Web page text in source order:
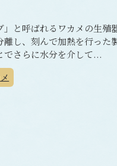
と呼ばれるワカメの生殖
し、刻んで加熱を行った
でさらに水分を介して...